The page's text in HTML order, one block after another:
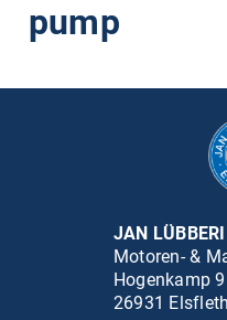
pump
JAN
Motoren- &
Hogenkamp
26931